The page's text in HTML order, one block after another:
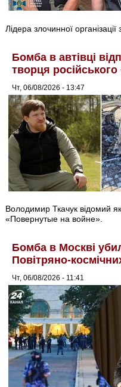
Лідера злочинної
Бомба в автівці
творця
Чт, 06/08/2026 - 13:47
Володимир Ткачук відомий
«Повернутые на войне».
Бомба в Москві
Повітряно-
Чт, 06/08/2026 - 11:41